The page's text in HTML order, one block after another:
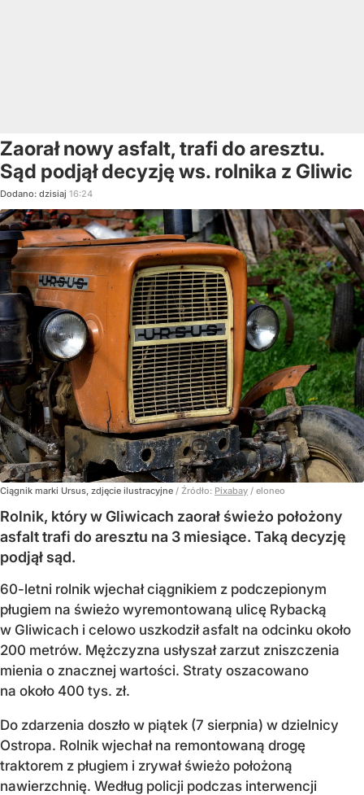
Zaorał nowy asfalt, trafi do aresztu.
Sąd podjął decyzję ws. rolnika z Gliwic
Dodano: dzisiaj 16:24
Ciągnik marki Ursus, zdjęcie ilustracyjne / Źródło: Pixabay / eloneo
Rolnik, który w Gliwicach zaorał świeżo położony
asfalt trafi do aresztu na 3 miesiące. Taką decyzję
podjął sąd.
60-letni rolnik wjechał ciągnikiem z podczepionym
pługiem na świeżo wyremontowaną ulicę Rybacką
w Gliwicach i celowo uszkodził asfalt na odcinku około
200 metrów. Mężczyzna usłyszał zarzut zniszczenia
mienia o znacznej wartości. Straty oszacowano
na około 400 tys. zł.
Do zdarzenia doszło w piątek (7 sierpnia) w dzielnicy
Ostropa. Rolnik wjechał na remontowaną drogę
traktorem z pługiem i zrywał świeżo położoną
nawierzchnię. Według policji podczas interwencji